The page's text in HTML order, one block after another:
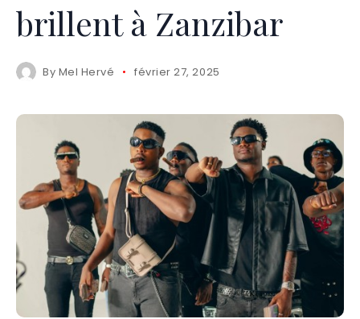
brillent à Zanzibar
By Mel Hervé février 27, 2025